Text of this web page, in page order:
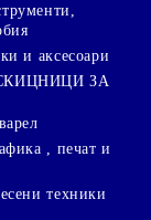
и аксесоари
ЗА
, печат и
техники